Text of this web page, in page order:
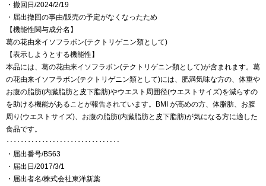
・撤回日/2024/2/19
・届出撤回の事由/販売の予定がなくなったため
【機能性関与成分名】
葛の花由来イソフラボン(テクトリゲニン類として)
【表示しようとする機能性】
本品には、葛の花由来イソフラボン(テクトリゲニン類として)が含まれます。葛
の花由来イソフラボン(テクトリゲニン類として)には、肥満気味な方の、体重や
お腹の脂肪(内臓脂肪と皮下脂肪)やウエスト周囲径(ウエストサイズ)を減らすの
を助ける機能があることが報告されています。BMI が高めの方、体脂肪、お腹
周り(ウエストサイズ)、お腹の脂肪(内臓脂肪と皮下脂肪)が気になる方に適した
食品です。
‥‥‥‥‥‥‥‥‥‥‥‥‥‥‥‥
・届出番号/B563
・届出日/2017/3/1
・届出者名/株式会社東洋新薬